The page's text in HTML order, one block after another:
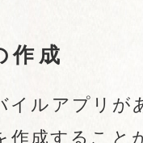
作成
イルアプリが
作成すること